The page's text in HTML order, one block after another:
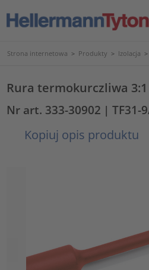
Strona internetowa > Produkty > Izolacja >
Rura termokurczliwa 3:1
Nr art. 333-30902 | TF31-
Kopiuj opis produktu